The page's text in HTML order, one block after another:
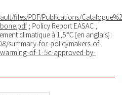
files/PDF/Publications/
; Policy Report EASAC ;
climatique à 1,5°C [en anglais] :
summary-for-policymakers-of-
of-1-5c-approved-by-